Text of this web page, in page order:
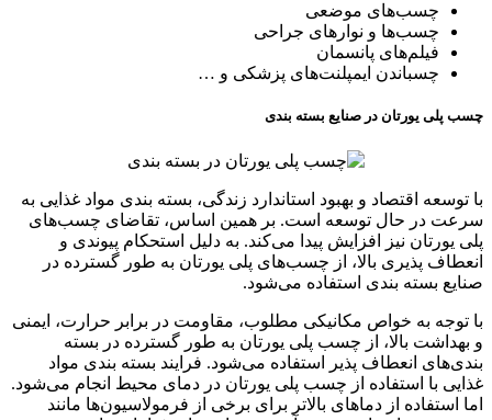
چسب‌های موضعی
چسب‌ها و نوارهای جراحی
فیلم‌های پانسمان
چسباندن ایمپلنت‌های پزشکی و …
چسب پلی یورتان در صنایع بسته بندی
با توسعه اقتصاد و بهبود استاندارد زندگی، بسته بندی مواد غذایی به
سرعت در حال توسعه است. بر همین اساس، تقاضای چسب‌های
پلی یورتان نیز افزایش پیدا می‌کند. به دلیل استحکام پیوندی و
انعطاف پذیری بالا، از چسب‌های پلی یورتان به طور گسترده در
صنایع بسته بندی استفاده می‌شود.
با توجه به خواص مکانیکی مطلوب، مقاومت در برابر حرارت، ایمنی
و بهداشت بالا، از چسب پلی یورتان به طور گسترده در بسته
بندی‌های انعطاف پذیر استفاده می‌شود. فرایند بسته بندی مواد
غذایی با استفاده از چسب پلی یورتان در دمای محیط انجام می‌شود.
اما استفاده از دماهای بالاتر برای برخی از فرمولاسیون‌ها مانند